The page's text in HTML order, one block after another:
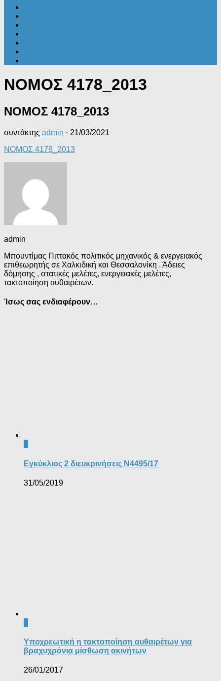
ΝΟΜΟΣ 4178_2013
ΝΟΜΟΣ 4178_2013
συντάκτης admin · 21/03/2021
ΝΟΜΟΣ 4178_2013
admin
Μπουντίμας Πιττακός πολιτικός μηχανικός & ενεργειακός
επιθεωρητής σε Χαλκιδική και Θεσσαλονίκη . Άδειες
δόμησης , στατικές μελέτες, ενεργειακές μελέτες,
τακτοποίηση αυθαιρέτων.
Ίσως σας ενδιαφέρουν…
Εγκύκλιος 2 διευκρινήσεις Ν4495/17
31/05/2019
Υποχρεωτική η τακτοποίηση αυθαιρέτων για
βραχυχρόνια μίσθωση ακινήτων
26/01/2017